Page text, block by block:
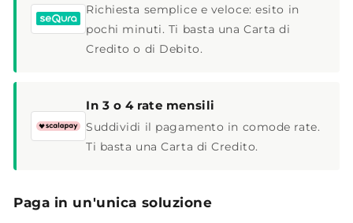
Richiesta semplice e veloce: esito in
pochi minuti. Ti basta una Carta di
Credito o di Debito.
In 3 o 4 rate mensili
Suddividi il pagamento in comode rate.
Ti basta una Carta di Credito.
Paga in un'unica soluzione